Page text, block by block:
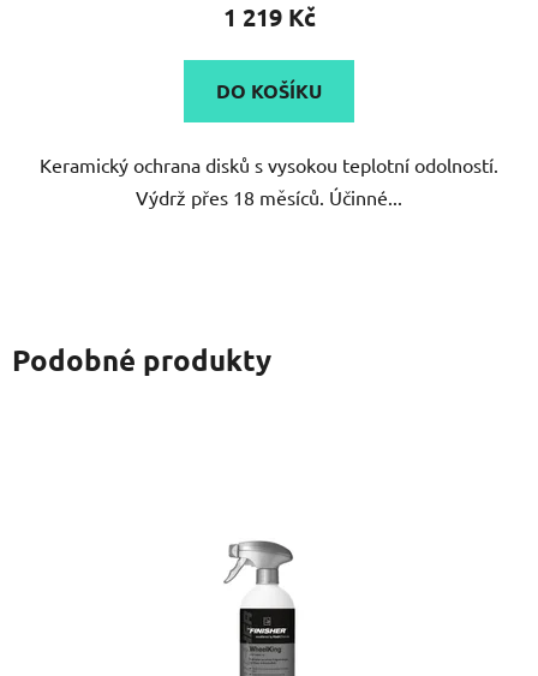
5,0
z
hvězdiček.
1 219 Kč
DO KOŠÍKU
Keramický ochrana disků s vysokou teplotní odolností.
Výdrž přes 18 měsíců. Účinné...
Podobné produkty